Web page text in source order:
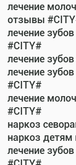
лечение
отзывы
лечение
#CITY#
лечение
лечение
#CITY#
лечение
#CITY#
наркоз
наркоз детям
лечение